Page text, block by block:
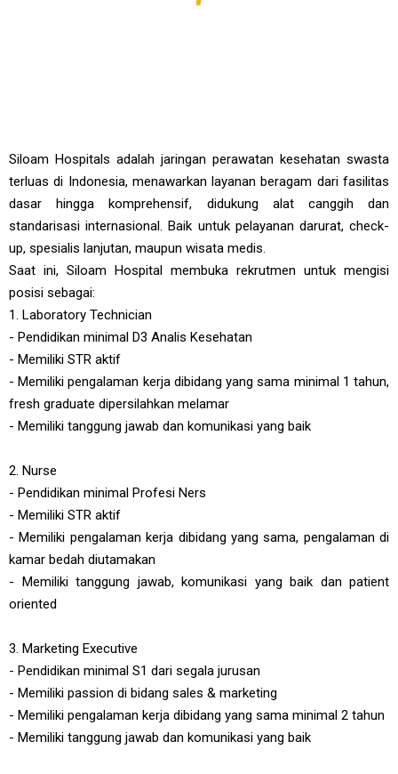
Siloam Hospitals adalah jaringan perawatan kesehatan swasta
terluas di Indonesia, menawarkan layanan beragam dari fasilitas
dasar hingga komprehensif, didukung alat canggih dan
standarisasi internasional. Baik untuk pelayanan darurat, check-
up, spesialis lanjutan, maupun wisata medis.
Saat ini, Siloam Hospital membuka rekrutmen untuk mengisi
posisi sebagai:
1. Laboratory Technician
- Pendidikan minimal D3 Analis Kesehatan
- Memiliki STR aktif
- Memiliki pengalaman kerja dibidang yang sama minimal 1 tahun,
fresh graduate dipersilahkan melamar
- Memiliki tanggung jawab dan komunikasi yang baik
2. Nurse
- Pendidikan minimal Profesi Ners
- Memiliki STR aktif
- Memiliki pengalaman kerja dibidang yang sama, pengalaman di
kamar bedah diutamakan
- Memiliki tanggung jawab, komunikasi yang baik dan patient
oriented
3. Marketing Executive
- Pendidikan minimal S1 dari segala jurusan
- Memiliki passion di bidang sales & marketing
- Memiliki pengalaman kerja dibidang yang sama minimal 2 tahun
- Memiliki tanggung jawab dan komunikasi yang baik